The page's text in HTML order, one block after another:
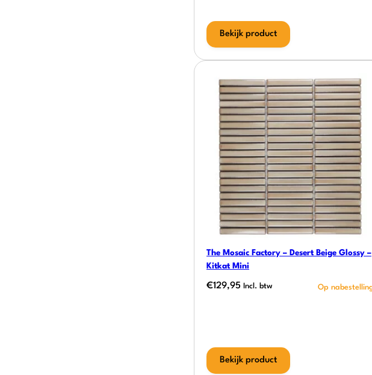
Bekijk product
The Mosaic Factory – Desert Beige Glossy –
Kitkat Mini
€129,95 Incl. btw
Bekijk product